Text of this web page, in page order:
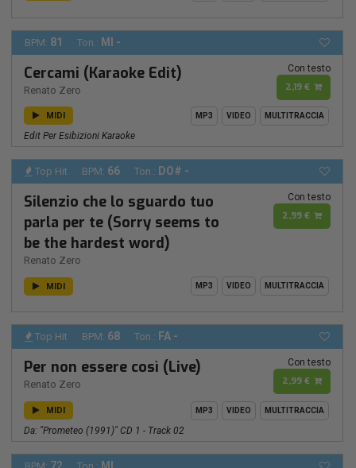
BPM: 81 Ton.: MI -
Cercami (Karaoke Edit)
Renato Zero
Con testo
2,19 €
MIDI MP3 VIDEO MULTITRACCIA
Edit Per Esibizioni Karaoke
Top Hit BPM: 66 Ton.: DO# -
Silenzio che lo sguardo tuo
parla per te (Sorry seems to
be the hardest word)
Renato Zero
Con testo
2,99 €
MIDI MP3 VIDEO MULTITRACCIA
Top Hit BPM: 68 Ton.: FA -
Per non essere così (Live)
Renato Zero
Con testo
2,99 €
MIDI MP3 VIDEO MULTITRACCIA
Da: "Prometeo (1991)" CD 1 - Track 02
72 MI